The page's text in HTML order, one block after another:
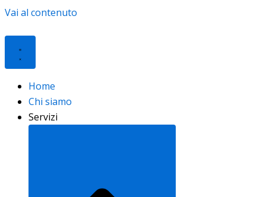
Vai al contenuto
Home
Chi siamo
Servizi